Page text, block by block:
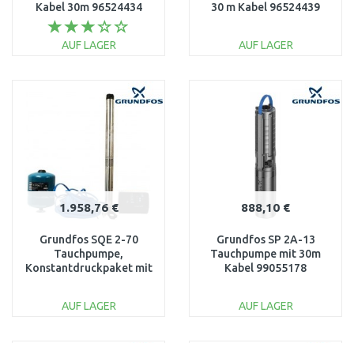
Kabel 30m 96524434
AUF LAGER
Vergleichen
30 m Kabel 96524439
AUF LAGER
Vergleichen
1.958,76 €
Grundfos SQE 2-70
Tauchpumpe,
Konstantdruckpaket mit
AUF LAGER
888,10 €
Grundfos SP 2A-13
Tauchpumpe mit 30m
Kabel 99055178
AUF LAGER